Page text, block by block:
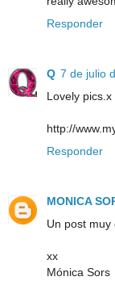
Responder
Q 7 de julio
Lovely pics.x
http://
Responder
MONICA
Un post muy
xx
Mónica Sors